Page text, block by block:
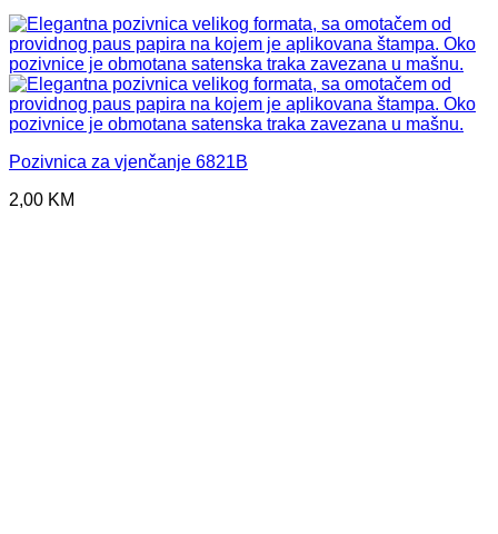
Pozivnica za vjenčanje 6821B
2,00 KM